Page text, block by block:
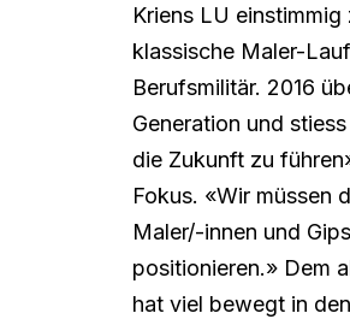
Kriens LU
klassische Maler-
Berufsmilitär. 2016
Generation und
die Zukunft zu
Fokus. «Wir müssen
Maler/-innen und
positionieren.» Dem
hat viel bewegt in